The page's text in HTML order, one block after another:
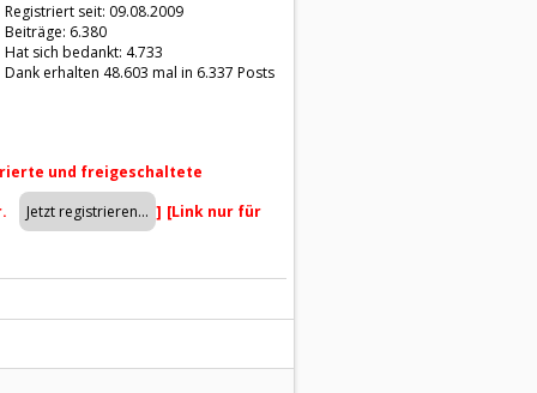
Registriert seit: 09.08.2009
Beiträge: 6.380
Hat sich bedankt: 4.733
Dank erhalten 48.603 mal in 6.337 Posts
und freigeschaltete
] [Link nur für